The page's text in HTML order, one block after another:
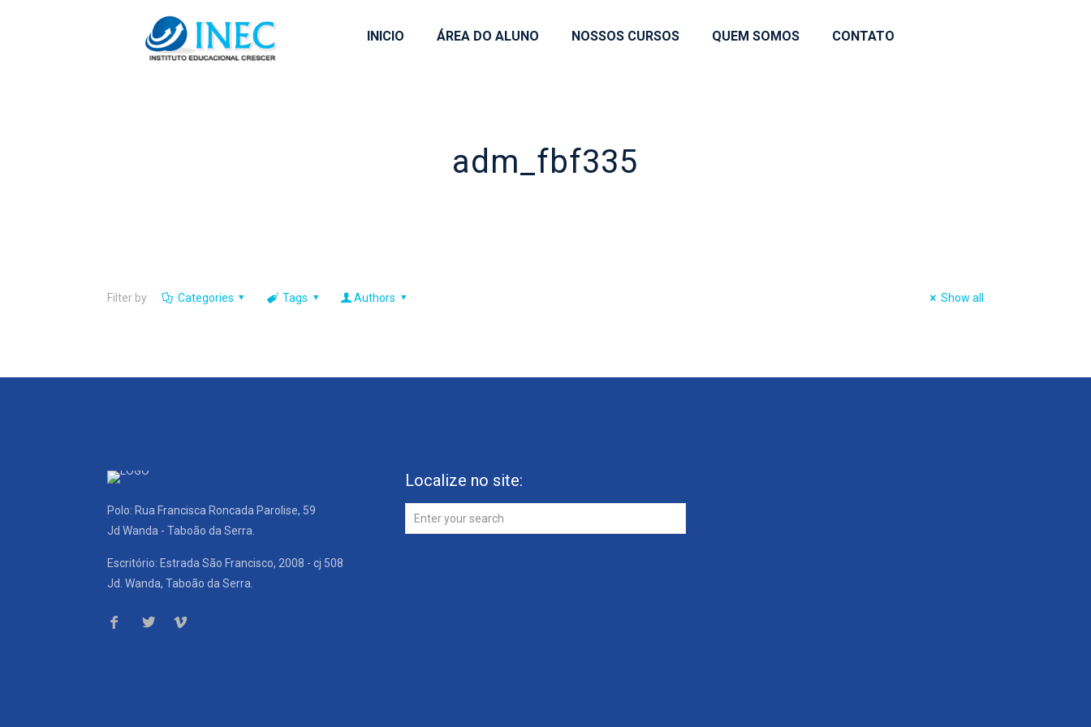
INICIO ÁREA DO ALUNO NOSSOS CURSOS QUEM SOMOS CONTATO
adm_fbf335
Filter by Categories Tags Authors Show all
Polo: Rua Francisca Roncada Parolise, 59
Jd Wanda - Taboão da Serra.
Escritório: Estrada São Francisco, 2008 - cj 508
Jd. Wanda, Taboão da Serra.
Localize no site: